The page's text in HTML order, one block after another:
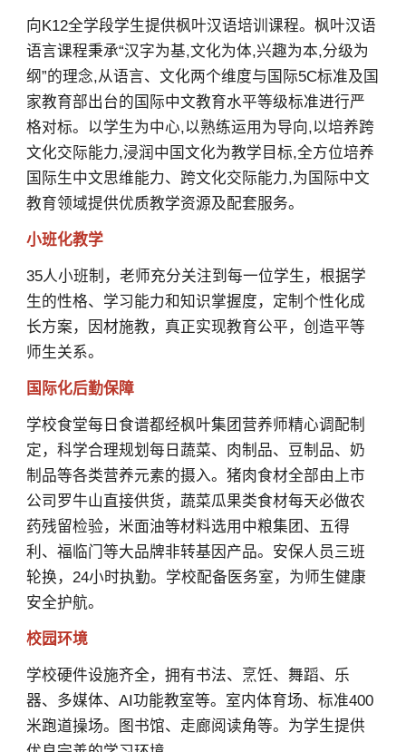
向K12全学段学生提供枫叶汉语培训课程。枫叶汉语
语言课程秉承“汉字为基,文化为体,兴趣为本,分级为
纲”的理念,从语言、文化两个维度与国际5C标准及国
家教育部出台的国际中文教育水平等级标准进行严
格对标。以学生为中心,以熟练运用为导向,以培养跨
文化交际能力,浸润中国文化为教学目标,全方位培养
国际生中文思维能力、跨文化交际能力,为国际中文
教育领域提供优质教学资源及配套服务。
小班化教学
35人小班制，老师充分关注到每一位学生，根据学
生的性格、学习能力和知识掌握度，定制个性化成
长方案，因材施教，真正实现教育公平，创造平等
师生关系。
国际化后勤保障
学校食堂每日食谱都经枫叶集团营养师精心调配制
定，科学合理规划每日蔬菜、肉制品、豆制品、奶
制品等各类营养元素的摄入。猪肉食材全部由上市
公司罗牛山直接供货，蔬菜瓜果类食材每天必做农
药残留检验，米面油等材料选用中粮集团、五得
利、福临门等大品牌非转基因产品。安保人员三班
轮换，24小时执勤。学校配备医务室，为师生健康
安全护航。
校园环境
学校硬件设施齐全，拥有书法、烹饪、舞蹈、乐
器、多媒体、AI功能教室等。室内体育场、标准400
米跑道操场。图书馆、走廊阅读角等。为学生提供